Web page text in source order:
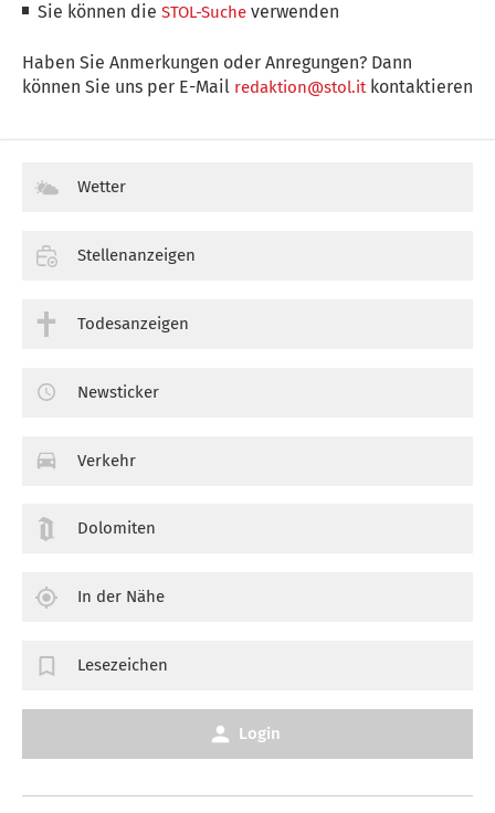
Sie können dieSTOL-Suche verwenden
Haben Sie Anmerkungen oder Anregungen? Dann
können Sie uns per E-Mail redaktion@stol.itkontaktieren
Wetter
Stellenanzeigen
Todesanzeigen
Newsticker
Verkehr
Dolomiten
In der Nähe
Lesezeichen
Login